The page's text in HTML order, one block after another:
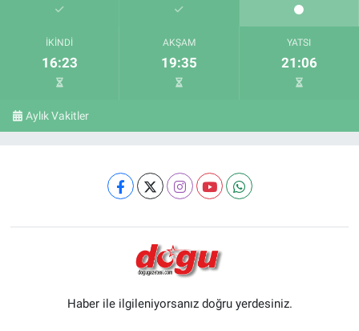
İKINDI
16:23
AKŞAM
19:35
YATSI
21:06
Aylık Vakitler
Haber ile ilgileniyorsanız doğru yerdesiniz.